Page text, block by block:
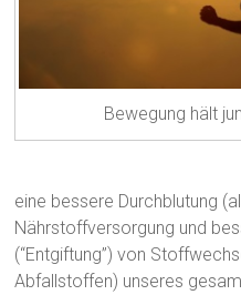
Bewegung hält
eine bessere Durchblutung
Nährstoffversorgung und
(“Entgiftung”) von
Abfallstoffen) unseres